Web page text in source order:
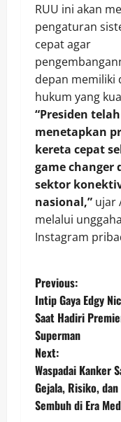
RUU ini akan
pengaturan
cepat agar
depan memiliki
hukum yang
“Presiden telah
menetapkan
kereta cepat
game changer
sektor
nasional,” ujar
melalui
Instagram
P
o
s
t
n
Previous:
Intip Gaya Edgy
Saat Hadiri
Superman
Next:
Waspadai Kanker
Gejala, Risiko,
Sembuh di Era